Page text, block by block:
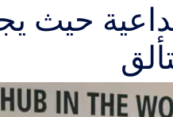
حيث